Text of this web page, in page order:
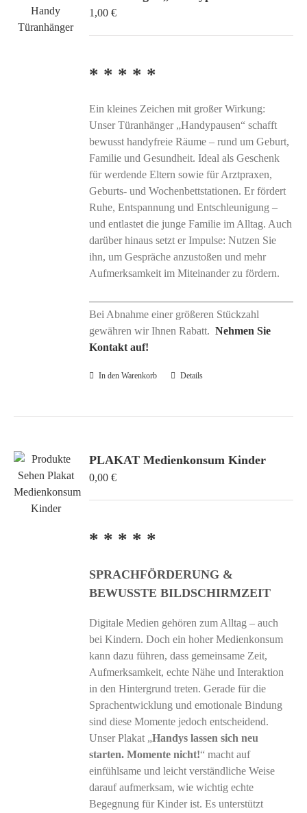
werden
1,00€
* * * * *
Ein kleines Zeichen mit großer Wirkung:
Unser Türanhänger „Handypausen“ schafft
bewusst handyfreie Räume – rund um Geburt,
Familie und Gesundheit. Ideal als Geschenk
für werdende Eltern sowie für Arztpraxen,
Geburts- und Wochenbettstationen. Er fördert
Ruhe, Entspannung und Entschleunigung –
und entlastet die junge Familie im Alltag. Auch
darüber hinaus setzt er Impulse: Nutzen Sie
ihn, um Gespräche anzustoßen und mehr
Aufmerksamkeit im Miteinander zu fördern.
Bei Abnahme einer größeren Stückzahl
gewähren wir Ihnen Rabatt.Nehmen Sie
Kontakt auf!
In den Warenkorb Details
PLAKAT Medienkonsum Kinder
0,00€
* * * * *
SPRACHFÖRDERUNG &
BEWUSSTE BILDSCHIRMZEIT
Digitale Medien gehören zum Alltag – auch
bei Kindern. Doch ein hoher Medienkonsum
kann dazu führen, dass gemeinsame Zeit,
Aufmerksamkeit, echte Nähe und Interaktion
in den Hintergrund treten. Gerade für die
Sprachentwicklung und emotionale Bindung
sind diese Momente jedoch entscheidend.
Unser Plakat „Handys lassen sich neu
starten. Momente nicht!“ macht auf
einfühlsame und leicht verständliche Weise
darauf aufmerksam, wie wichtig echte
Begegnung für Kinder ist. Es unterstützt